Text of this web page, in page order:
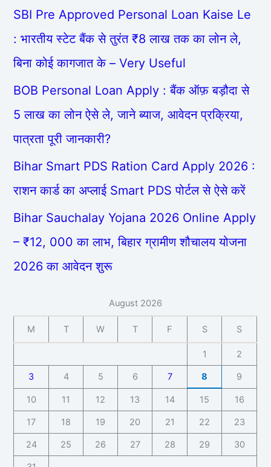
SBI Pre Approved Personal Loan Kaise Le
: भारतीय स्टेट बैंक से तुरंत ₹8 लाख तक का लोन ले,
बिना कोई कागजात के – Very Useful
BOB Personal Loan Apply : बैंक ऑफ़ बड़ौदा से
5 लाख का लोन ऐसे ले, जाने ब्याज, आवेदन प्रक्रिया,
पात्रता पूरी जानकारी?
Bihar Smart PDS Ration Card Apply 2026 :
राशन कार्ड का अप्लाई Smart PDS पोर्टल से ऐसे करें
Bihar Sauchalay Yojana 2026 Online Apply
– ₹12, 000 का लाभ, बिहार ग्रामीण शौचालय योजना
2026 का आवेदन शुरू
August 2026
M T W T F S S
1 2
3 4 5 6 7 8 9
10 11 12 13 14 15 16
17 18 19 20 21 22 23
24 25 26 27 28 29 30